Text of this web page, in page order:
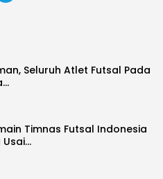
Seluruh Atlet Futsal Pada
Timnas Futsal Indonesia